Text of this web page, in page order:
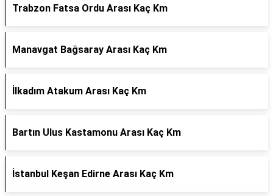
Trabzon Fatsa Ordu Arası Kaç Km
Manavgat Bağsaray Arası Kaç Km
İlkadım Atakum Arası Kaç Km
Bartın Ulus Kastamonu Arası Kaç Km
İstanbul Keşan Edirne Arası Kaç Km